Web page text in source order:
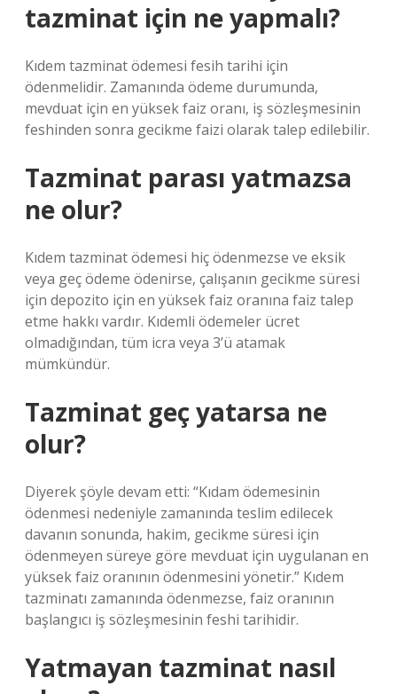
tazminat için ne yapmalı?
Kıdem tazminat ödemesi fesih tarihi için
ödenmelidir. Zamanında ödeme durumunda,
mevduat için en yüksek faiz oranı, iş sözleşmesinin
feshinden sonra gecikme faizi olarak talep edilebilir.
Tazminat parası yatmazsa
ne olur?
Kıdem tazminat ödemesi hiç ödenmezse ve eksik
veya geç ödeme ödenirse, çalışanın gecikme süresi
için depozito için en yüksek faiz oranına faiz talep
etme hakkı vardır. Kıdemli ödemeler ücret
olmadığından, tüm icra veya 3’ü atamak
mümkündür.
Tazminat geç yatarsa ne
olur?
Diyerek şöyle devam etti: “Kıdam ödemesinin
ödenmesi nedeniyle zamanında teslim edilecek
davanın sonunda, hakim, gecikme süresi için
ödenmeyen süreye göre mevduat için uygulanan en
yüksek faiz oranının ödenmesini yönetir.” Kıdem
tazminatı zamanında ödenmezse, faiz oranının
başlangıcı iş sözleşmesinin feshi tarihidir.
Yatmayan tazminat nasıl